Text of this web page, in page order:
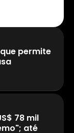
permite
78 mil
até